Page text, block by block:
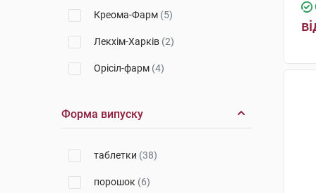
Креома-Фарм (5)
Лекхім-Харків (2)
Орісіл-фарм (4)
Фармак(7)
Форма випуску
таблетки (38)
порошок (6)